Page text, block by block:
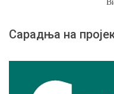
Сарадња на